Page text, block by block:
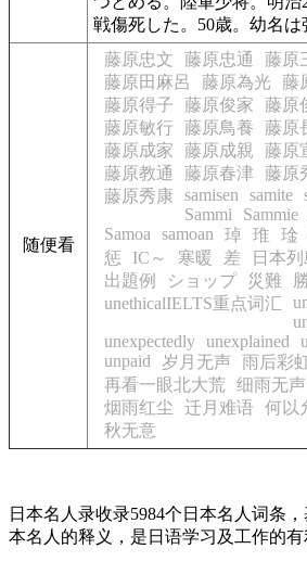
戦傷死した。50歳。幼名は
随便看
藤原忠文 藤原忠通 藤原
藤原田麻呂
藤原為光 藤
藤原得子
藤原俊家 藤原
藤原敏行
藤原鳥養 藤原
藤原成家
藤原成親 藤原
藤原教通
藤原春津 藤原
藤原秀康
samisen samite
Sammi
Sammie
Samoa
samoan 琸 琟 琻
惩
IC～ 寒暖 差 日本列
出題例
ショップ 災難
unethicalIELTS重点词汇
unexpectedly unexplained
unpaid
岁月无声
雨后彩
再看一眼北大荒
细雨无声
烟雨红尘
迁月难语 何以
秋无意
日本名人录收录5984个日本名人词条
本名人的释义，是日语学习及工作的有